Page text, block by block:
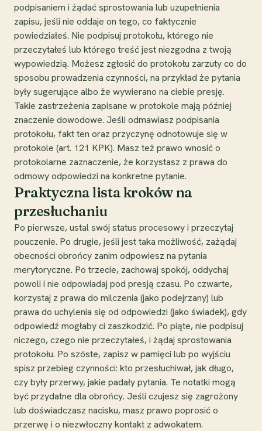
podpisaniem i żądać sprostowania lub uzupełnienia
zapisu, jeśli nie oddaje on tego, co faktycznie
powiedziałeś. Nie podpisuj protokołu, którego nie
przeczytałeś lub którego treść jest niezgodna z twoją
wypowiedzią. Możesz zgłosić do protokołu zarzuty co do
sposobu prowadzenia czynności, na przykład że pytania
były sugerujące albo że wywierano na ciebie presję.
Takie zastrzeżenia zapisane w protokole mają później
znaczenie dowodowe. Jeśli odmawiasz podpisania
protokołu, fakt ten oraz przyczynę odnotowuje się w
protokole (art. 121 KPK). Masz też prawo wnosić o
protokolarne zaznaczenie, że korzystasz z prawa do
odmowy odpowiedzi na konkretne pytanie.
Praktyczna lista kroków na
przesłuchaniu
Po pierwsze, ustal swój status procesowy i przeczytaj
pouczenie. Po drugie, jeśli jest taka możliwość, zażądaj
obecności obrońcy zanim odpowiesz na pytania
merytoryczne. Po trzecie, zachowaj spokój, oddychaj
powoli i nie odpowiadaj pod presją czasu. Po czwarte,
korzystaj z prawa do milczenia (jako podejrzany) lub
prawa do uchylenia się od odpowiedzi (jako świadek), gdy
odpowiedź mogłaby ci zaszkodzić. Po piąte, nie podpisuj
niczego, czego nie przeczytałeś, i żądaj sprostowania
protokołu. Po szóste, zapisz w pamięci lub po wyjściu
spisz przebieg czynności: kto przesłuchiwał, jak długo,
czy były przerwy, jakie padały pytania. Te notatki mogą
być przydatne dla obrońcy. Jeśli czujesz się zagrożony
lub doświadczasz nacisku, masz prawo poprosić o
przerwę i o niezwłoczny kontakt z adwokatem.